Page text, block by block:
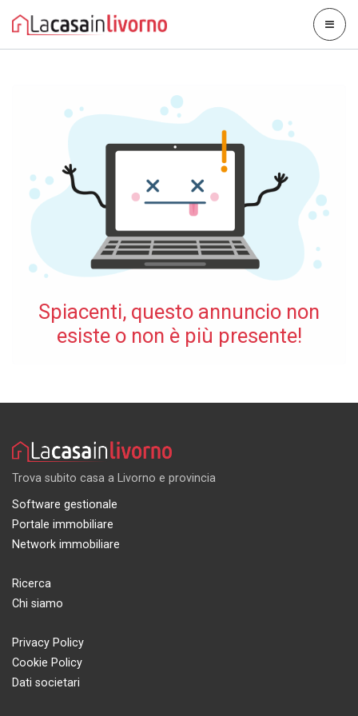
Spiacenti, questo annuncio non
esiste o non è più presente!
Trova subito casa a Livorno e provincia
Software gestionale
Portale immobiliare
Network immobiliare
Ricerca
Chi siamo
Privacy Policy
Cookie Policy
Dati societari